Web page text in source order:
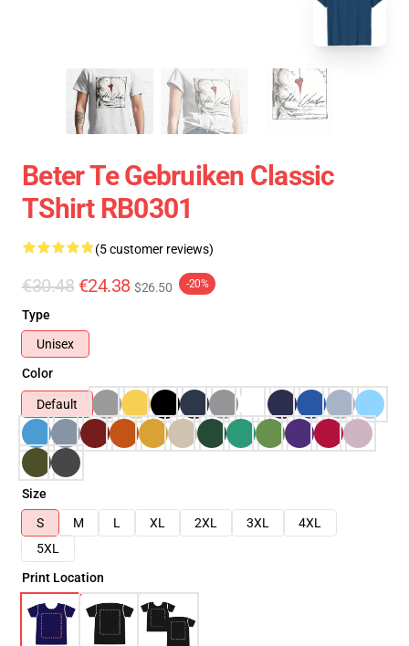
Beter Te Gebruiken Classic
TShirt RB0301
(5 customer reviews)
€30.48 €24.38 $26.50 -20%
Type
Unisex
Color
Default
Size
S
M L XL 2XL 3XL
4XL
5XL
Print Location